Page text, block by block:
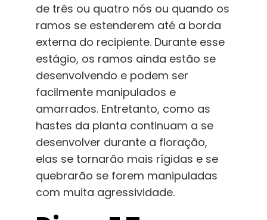
de três ou quatro nós ou quando os
ramos se estenderem até a borda
externa do recipiente. Durante esse
estágio, os ramos ainda estão se
desenvolvendo e podem ser
facilmente manipulados e
amarrados. Entretanto, como as
hastes da planta continuam a se
desenvolver durante a floração,
elas se tornarão mais rígidas e se
quebrarão se forem manipuladas
com muita agressividade.